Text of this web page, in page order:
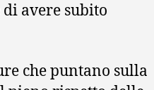
di avere subito
che puntano sulla